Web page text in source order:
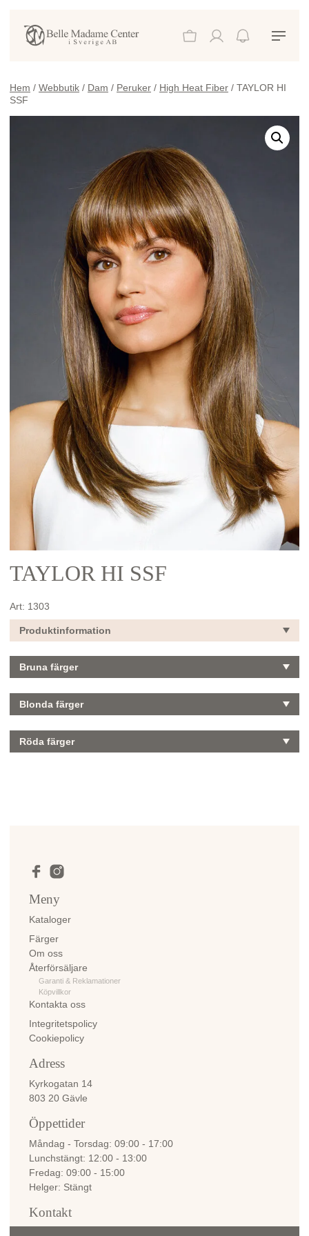
Hem / Webbutik / Dam / Peruker / High Heat Fiber / TAYLOR HI
SSF
TAYLOR HI SSF
Art: 1303
Produktinformation
Bruna färger
Blonda färger
Röda färger
Meny
Kataloger
Färger
Om oss
Återförsäljare
Garanti & Reklamationer
Köpvillkor
Kontakta oss
Integritetspolicy
Cookiepolicy
Adress
Kyrkogatan 14
803 20 Gävle
Öppettider
Måndag - Torsdag 09:00 - 17:00
Lunchstängt 12:00 - 13:00
Fredag 09:00 - 15:00
Helger Stängt
Kontakt